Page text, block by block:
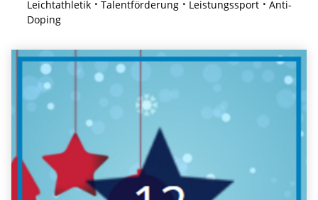
Leichtathletik
Talentförderung Leistungssport
Anti-
Doping